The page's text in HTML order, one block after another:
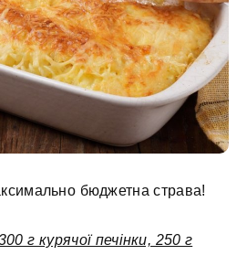
бюджетна страва!
г курячої печінки, 250 г